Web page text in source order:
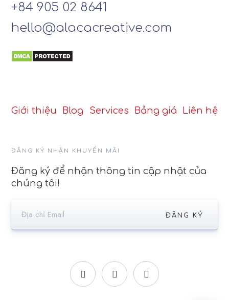
+84 905 02 8641
hello@alacacreative.com
Giới thiệu Blog Services Bảng giá Liên hệ
ĐĂNG KÝ NHẬN KHUYẾN MÃI
Đăng ký để nhận thông tin cập nhật của
chúng tôi!